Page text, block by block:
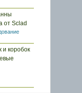
от Sclad
и коробок